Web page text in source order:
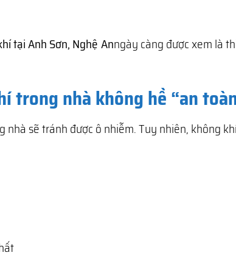
tại Anh Sơn, Nghệ Anngày càng được xem là
trong nhà không hề “an
sẽ tránh được ô nhiễm. Tuy nhiên, không